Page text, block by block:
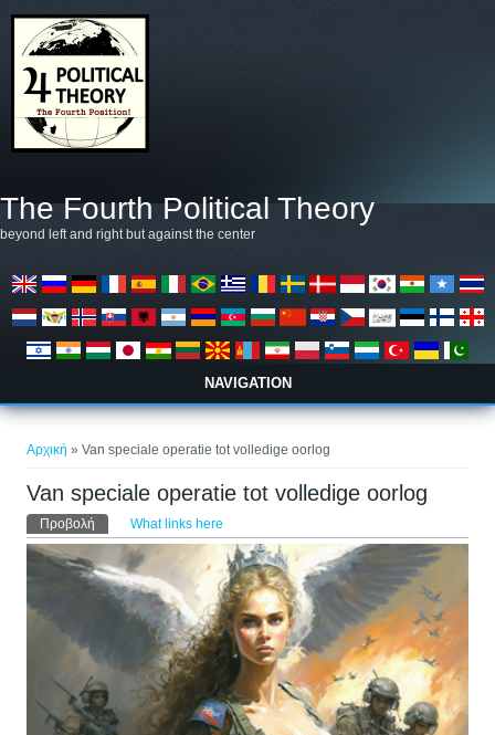
The Fourth Political Theory
beyond left and right but against the center
NAVIGATION
Αρχική » Van speciale operatie tot volledige oorlog
Van speciale operatie tot volledige oorlog
Πρωτεύουσες καρτέλες
Προβολή (ενεργή καρτέλα)
What links here